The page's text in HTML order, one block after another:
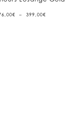
€ – 399,00€PLAGE
DE